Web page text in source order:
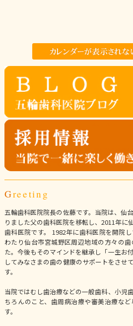
Greeting
五輪歯科医院院長の佐藤です。当院は、仙
りました父の歯科医院を移転し、2011年に
歯科医院です。 1982年に歯科医院を開院
わたり仙台市宮城野区周辺地域の方々の
た。今後もそのマインドを継承し「一生お
してみなさまの歯の健康のサポートをさせ
す。
当院ではむし歯治療などの一般歯科、小児
ちろんのこと、歯周病治療や審美治療な
す。